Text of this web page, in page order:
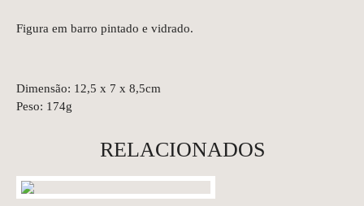
Figura em barro pintado e vidrado.
Dimensão: 12,5 x 7 x 8,5cm
Peso: 174g
RELACIONADOS